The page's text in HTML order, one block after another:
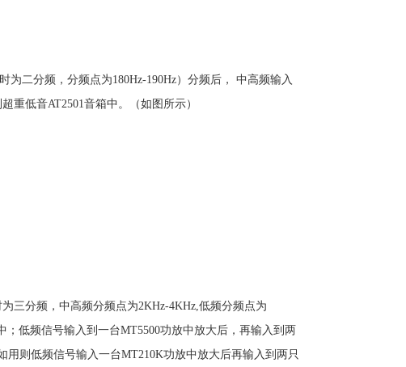
二分频，分频点为180Hz-190Hz）分频后， 中高频输入
重低音AT2501音箱中。（如图所示）
三分频，中高频分频点为2KHz-4KHz,低频分频点为
低频信号输入到一台MT5500功放中放大后，再输入到两
则低频信号输入一台MT210K功放中放大后再输入到两只